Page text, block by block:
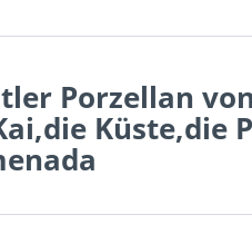
Porzellan
Küste,die